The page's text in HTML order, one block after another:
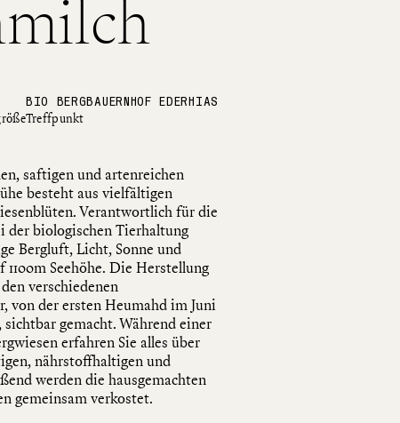
BIO BERGBAUERNHOF EDERHIAS
Treffpunkt
saftigen und artenreichen
besteht aus vielfältigen
Verantwortlich für die
biologischen Tierhaltung
Bergluft, Licht, Sonne und
Seehöhe. Die Herstellung
verschiedenen
von der ersten Heumahd im Juni
gemacht. Während einer
erfahren Sie alles über
nährstoffhaltigen und
werden die hausgemachten
gemeinsam verkostet.